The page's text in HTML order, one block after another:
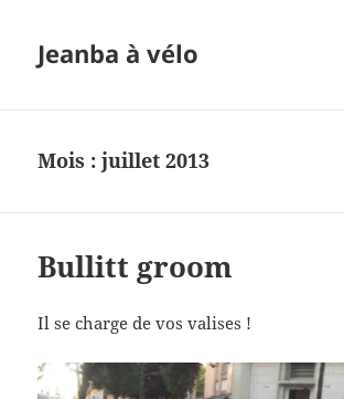
Jeanba à vélo
Mois :juillet 2013
Bullitt groom
Il se charge de vos valises !